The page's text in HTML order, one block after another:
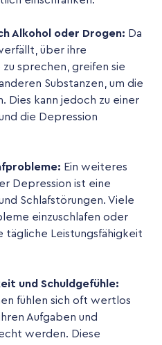
Alkohol oder Drogen: Da
über ihre
sprechen, greifen sie
Substanzen, um die
Dies kann jedoch zu einer
die Depression
Ein weiteres
Depression ist eine
Schlafstörungen. Viele
einzuschlafen oder
tägliche Leistungsfähigkeit
und Schuldgefühle:
fühlen sich oft wertlos
Aufgaben und
werden. Diese